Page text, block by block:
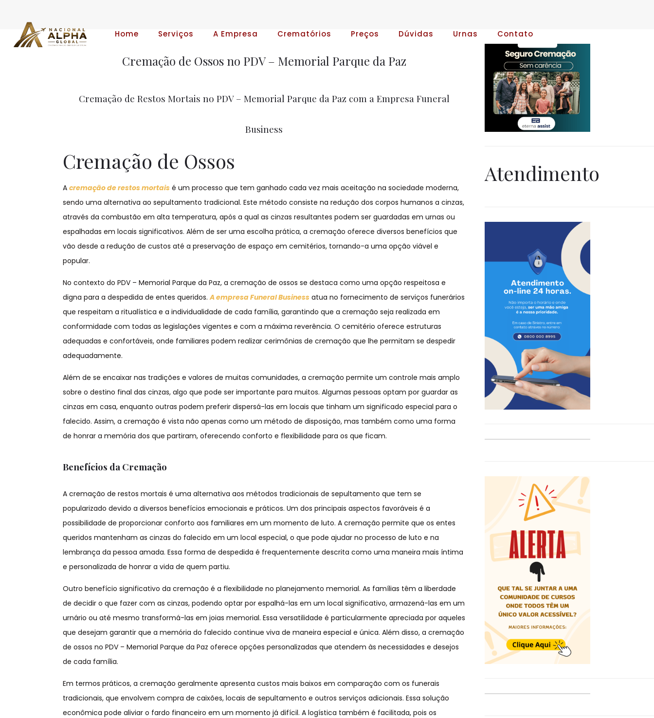
Home Serviços A Empresa Crematórios Preços Dúvidas Urnas Contato
Cremação de Ossos no PDV – Memorial Parque da Paz
Cremação de Restos Mortais no PDV – Memorial Parque da Paz com a Empresa Funeral
Business
Cremação de Ossos
Acremação de restos mortais é um processo que tem ganhado cada vez mais aceitação na sociedade moderna,
sendo uma alternativa ao sepultamento tradicional. Este método consiste na redução dos corpos humanos a cinzas,
através da combustão em alta temperatura, após a qual as cinzas resultantes podem ser guardadas em urnas ou
espalhadas em locais significativos. Além de ser uma escolha prática, a cremação oferece diversos benefícios que
vão desde a redução de custos até a preservação de espaço em cemitérios, tornando-a uma opção viável e
popular.
No contexto do PDV – Memorial Parque da Paz, a cremação de ossos se destaca como uma opção respeitosa e
digna para a despedida de entes queridos.A empresa Funeral Business atua no fornecimento de serviços funerários
que respeitam a ritualística e a individualidade de cada família, garantindo que a cremação seja realizada em
conformidade com todas as legislações vigentes e com a máxima reverência. O cemitério oferece estruturas
adequadas e confortáveis, onde familiares podem realizar cerimônias de cremação que lhe permitam se despedir
adequadamente.
Além de se encaixar nas tradições e valores de muitas comunidades, a cremação permite um controle mais amplo
sobre o destino final das cinzas, algo que pode ser importante para muitos. Algumas pessoas optam por guardar as
cinzas em casa, enquanto outras podem preferir dispersá-las em locais que tinham um significado especial para o
falecido. Assim, a cremação é vista não apenas como um método de disposição, mas também como uma forma
de honrar a memória dos que partiram, oferecendo conforto e flexibilidade para os que ficam.
Benefícios da Cremação
A cremação de restos mortais é uma alternativa aos métodos tradicionais de sepultamento que tem se
popularizado devido a diversos benefícios emocionais e práticos. Um dos principais aspectos favoráveis é a
possibilidade de proporcionar conforto aos familiares em um momento de luto. A cremação permite que os entes
queridos mantenham as cinzas do falecido em um local especial, o que pode ajudar no processo de luto e na
lembrança da pessoa amada. Essa forma de despedida é frequentemente descrita como uma maneira mais íntima
e personalizada de honrar a vida de quem partiu.
Outro benefício significativo da cremação é a flexibilidade no planejamento memorial. As famílias têm a liberdade
de decidir o que fazer com as cinzas, podendo optar por espalhá-las em um local significativo, armazená-las em um
urnário ou até mesmo transformá-las em joias memorial. Essa versatilidade é particularmente apreciada por aqueles
que desejam garantir que a memória do falecido continue viva de maneira especial e única. Além disso, a cremação
de ossos no PDV – Memorial Parque da Paz oferece opções personalizadas que atendem às necessidades e desejos
de cada família.
Em termos práticos, a cremação geralmente apresenta custos mais baixos em comparação com os funerais
tradicionais, que envolvem compra de caixões, locais de sepultamento e outros serviços adicionais. Essa solução
econômica pode aliviar o fardo financeiro em um momento já difícil. A logística também é facilitada, pois os
Atendimento